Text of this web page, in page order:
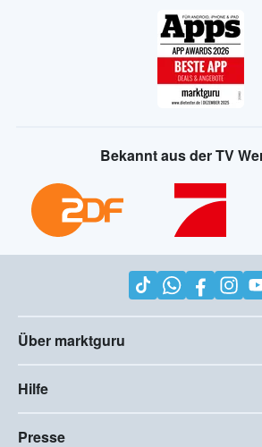
Bekannt aus der TV
Über marktguru
Hilfe
Presse